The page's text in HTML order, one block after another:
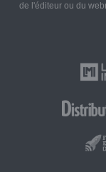
de l'éditeur ou du